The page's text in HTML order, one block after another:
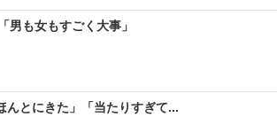
男も女もすごく大事」
とにきた」「当たりすぎて...